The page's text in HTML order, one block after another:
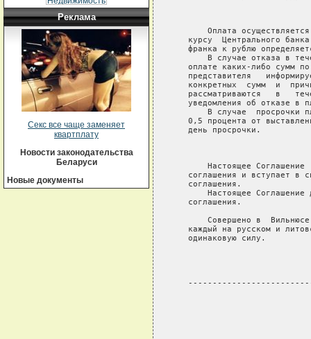
Реклама
Секс все чаще заменяет
квартплату
Новости законодательства
Беларуси
Новые документы
Оплата
курсу  Центрального
франка к рублю
В случае отказа в
оплате каких-либо сумм
представителя
конкретных  сумм  и
рассматриваются   в
уведомления об отказе в
В случае  просрочки
0,5 процента от
   день просрочки.
Настоящее Соглашение
соглашения и вступает в
   соглашения.
Настоящее Соглашение
   соглашения.
Совершено в
каждый на русском и
   одинаковую силу.